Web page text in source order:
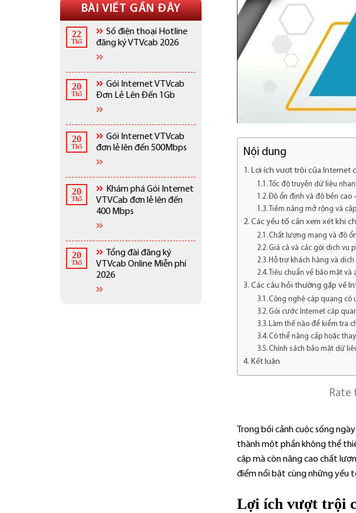
BÀI VIẾT GẦN ĐÂY
22
Th5
Số điện thoại Hotline
đăng ký VTVcab 2026
20
Th5
Gói Internet VTVcab
Đơn Lẻ Lên Đến 1Gb
20
Th5
Gói Internet VTVcab
đơn lẻ lên đến 500Mbps
20
Th5
Khám phá Gói Internet
VTVCab đơn lẻ lên đến
400 Mbps
20
Th5
Tổng đài đăng ký
VTVcab Online Miễn phí
2026
Nội dung
Lợi ích vượt trội của Internet
Tốc độ truyền dữ liệu
Độ ổn định và độ bền cao
Tiềm năng mở rộng và
Các yếu tố cần xem xét khi
Chất lượng mạng và độ
Giá cả và các gói dịch vụ
Hỗ trợ khách hàng và
Tiêu chuẩn về bảo mật
Các câu hỏi thường gặp về
Công nghệ cáp quang có
Gói cước Internet cáp
Làm thế nào để kiểm tra
Có thể nâng cấp hoặc
Chính sách bảo mật dữ
Kết luận
Rate
Trong bối cảnh cuộc sống
thành một phần không thể
cập mà còn nâng cao chất
điểm nổi bật cùng những yếu
Lợi ích vượt trội